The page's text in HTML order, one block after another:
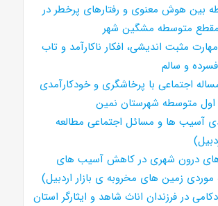
بین هوش معنوی و رفتارهای پرخطر در
متوسطه مشگین شهر
مثبت اندیشی، افکار ناکارآمد و تاب
و سالم
اجتماعی با پرخاشگری و خودکارآمدی
اول متوسطه شهرستان نمین
آسیب ها و مسائل اجتماعی مطالعه
درون شهری در کاهش آسیب های
موردی زمین های مخروبه ی بازار اردبیل)
در فرزندان اناث شاهد و ایثارگر استان